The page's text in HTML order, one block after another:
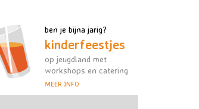
ben je bijna jarig?
kinderfeestjes
op jeugdland met
workshops en catering
MEER INFO